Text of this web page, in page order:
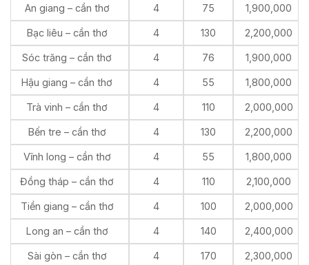
An giang – cần thơ 4 75 1,900,000
Bạc liêu – cần thơ 4 130 2,200,000
Sóc trăng – cần thơ 4 76 1,900,000
Hậu giang – cần thơ 4 55 1,800,000
Trà vinh – cần thơ 4 110 2,000,000
Bến tre – cần thơ 4 130 2,200,000
Vĩnh long – cần thơ 4 55 1,800,000
Đồng tháp – cần thơ 4 110 2,100,000
Tiền giang – cần thơ 4 100 2,000,000
Long an – cần thơ 4 140 2,400,000
Sài gòn – cần thơ 4 170 2,300,000